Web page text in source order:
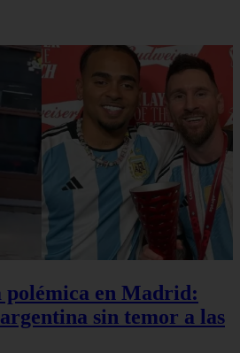
polémica en Madrid:
sin temor a las